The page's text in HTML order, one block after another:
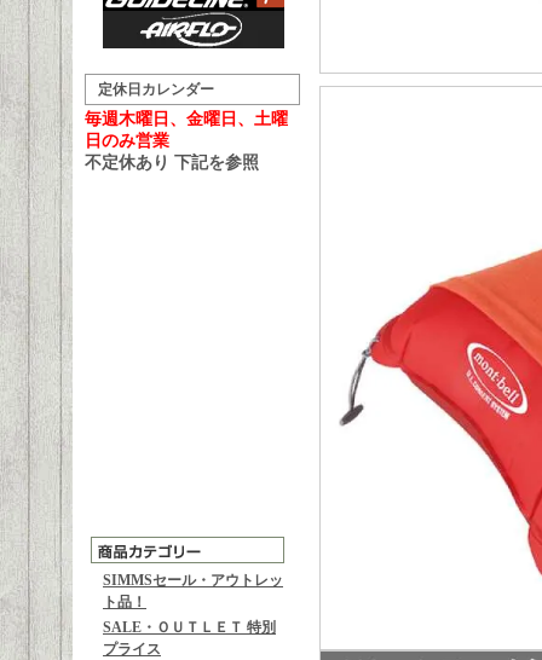
定休日カレンダー
毎週木曜日、金曜日、土曜
日のみ営業
不定休あり 下記を参照
SIMMSセール・アウトレッ
ト品！
SALE・ＯＵＴＬＥＴ 特別
プライス